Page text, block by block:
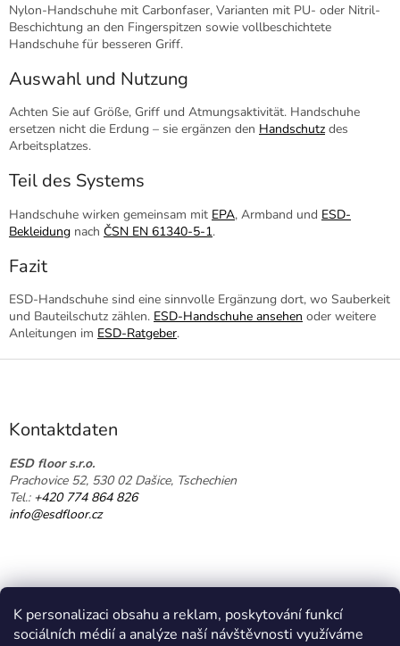
K personalizaci obsahu a reklam, poskytování funkcí
sociálních médií a analýze naší návštěvnosti využíváme
Nylon-Handschuhe mit Carbonfaser, Varianten mit PU- oder Nitril-
Beschichtung an den Fingerspitzen sowie vollbeschichtete
Handschuhe für besseren Griff.
Auswahl und Nutzung
Achten Sie auf Größe, Griff und Atmungsaktivität. Handschuhe
ersetzen nicht die Erdung – sie ergänzen den Handschutz des
Arbeitsplatzes.
Teil des Systems
Handschuhe wirken gemeinsam mit EPA, Armband und ESD-
Bekleidung nach ČSN EN 61340-5-1.
Fazit
ESD-Handschuhe sind eine sinnvolle Ergänzung dort, wo Sauberkeit
und Bauteilschutz zählen. ESD-Handschuhe ansehen oder weitere
Anleitungen im ESD-Ratgeber.
F
Kontaktdaten
ESD floor s.r.o.
Prachovice 52, 530 02 Dašice, Tschechien
Tel.: +420 774 864 826
info@esdfloor.cz